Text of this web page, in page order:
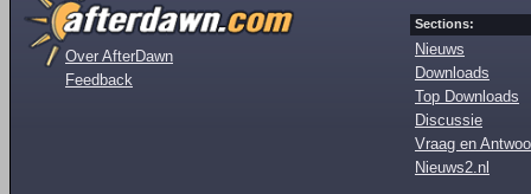
Over AfterDawn
Feedback
Sections:
Nieuws
Downloads
Top Downloads
Discussie
Vraag en
Nieuws2.nl